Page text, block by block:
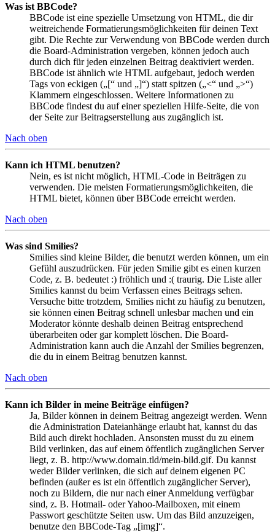
Was ist BBCode?
BBCode ist eine spezielle Umsetzung von HTML, die dir
weitreichende Formatierungsmöglichkeiten für deinen Text
gibt. Die Rechte zur Verwendung von BBCode werden durch
die Board-Administration vergeben, können jedoch auch
durch dich für jeden einzelnen Beitrag deaktiviert werden.
BBCode ist ähnlich wie HTML aufgebaut, jedoch werden
Tags von eckigen („[“ und „]“) statt spitzen („<“ und „>“)
Klammern eingeschlossen. Weitere Informationen zu
BBCode findest du auf einer speziellen Hilfe-Seite, die von
der Seite zur Beitragserstellung aus zugänglich ist.
Nach oben
Kann ich HTML benutzen?
Nein, es ist nicht möglich, HTML-Code in Beiträgen zu
verwenden. Die meisten Formatierungsmöglichkeiten, die
HTML bietet, können über BBCode erreicht werden.
Nach oben
Was sind Smilies?
Smilies sind kleine Bilder, die benutzt werden können, um ein
Gefühl auszudrücken. Für jeden Smilie gibt es einen kurzen
Code, z. B. bedeutet :) fröhlich und :( traurig. Die Liste aller
Smilies kannst du beim Verfassen eines Beitrags sehen.
Versuche bitte trotzdem, Smilies nicht zu häufig zu benutzen,
sie können einen Beitrag schnell unlesbar machen und ein
Moderator könnte deshalb deinen Beitrag entsprechend
überarbeiten oder gar komplett löschen. Die Board-
Administration kann auch die Anzahl der Smilies begrenzen,
die du in einem Beitrag benutzen kannst.
Nach oben
Kann ich Bilder in meine Beiträge einfügen?
Ja, Bilder können in deinem Beitrag angezeigt werden. Wenn
die Administration Dateianhänge erlaubt hat, kannst du das
Bild auch direkt hochladen. Ansonsten musst du zu einem
Bild verlinken, das auf einem öffentlich zugänglichen Server
liegt, z. B. http://www.domain.tld/mein-bild.gif. Du kannst
weder Bilder verlinken, die sich auf deinem eigenen PC
befinden (außer es ist ein öffentlich zugänglicher Server),
noch zu Bildern, die nur nach einer Anmeldung verfügbar
sind, z. B. Hotmail- oder Yahoo-Mailboxen, mit einem
Passwort geschützte Seiten usw. Um das Bild anzuzeigen,
benutze den BBCode-Tag „[img]“.